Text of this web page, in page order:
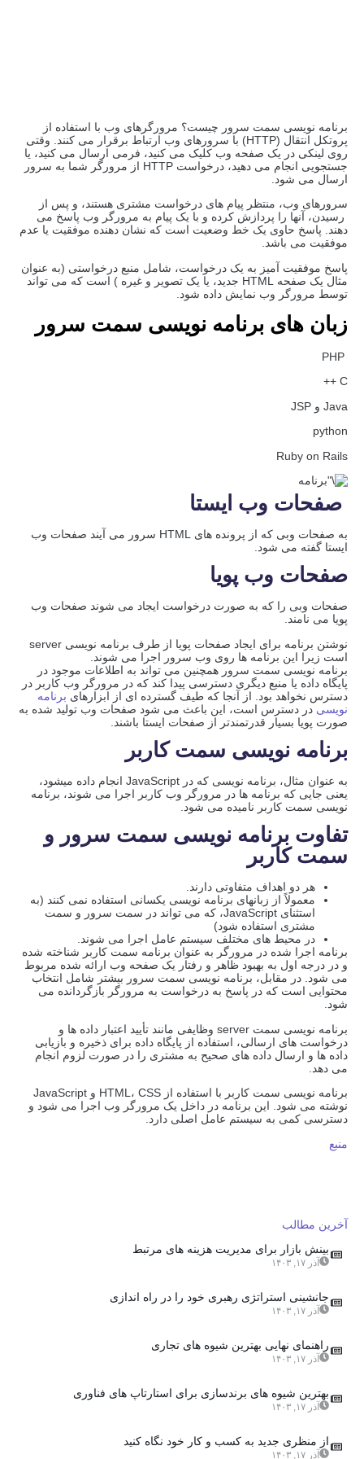
برنامه نویسی سمت سرور چیست؟ مرورگرهای وب با استفاده از
پروتکل انتقال (HTTP) با سرورهای وب ارتباط برقرار می کنند. وقتی
روی لینکی در یک صفحه وب کلیک می کنید، فرمی ارسال می کنید، یا
جستجویی انجام می دهید، درخواست HTTP از مرورگر شما به سرور
ارسال می شود.
سرورهای وب، منتظر پیام های درخواست مشتری هستند، و پس از
رسیدن، آنها را پردازش کرده و با یک پیام به مرورگر وب پاسخ می
دهند. پاسخ حاوی یک خط وضعیت است که نشان دهنده موفقیت یا عدم
موفقیت می باشد.
پاسخ موفقیت آمیز به یک درخواست، شامل منبع درخواستی (به عنوان
مثال یک صفحه HTML جدید، یا یک تصویر و غیره ) است که می تواند
توسط مرورگر وب نمایش داده شود.
زبان های برنامه نویسی سمت سرور
Java و JSP
python
Ruby on Rails
صفحات وب ایستا
به صفحات وبی که از پرونده های HTML سرور می آیند صفحات وب
ایستا گفته می شود.
صفحات وب پویا
صفحات وبی را که به صورت درخواست ایجاد می شوند صفحات وب
پویا می نامند.
نوشتن برنامه برای ایجاد صفحات پویا از طرف برنامه نویسی server
است زیرا این برنامه ها روی وب سرور اجرا می شوند.
برنامه نویسی سمت سرور همچنین می تواند به اطلاعات موجود در
پایگاه داده یا منبع دیگری دسترسی پیدا کند که در مرورگر وب کاربر در
دسترس نخواهد بود. از آنجا که طیف گسترده ای از ابزارهایبرنامه
نویسیدر دسترس است، این باعث می شود صفحات وب تولید شده به
صورت پویا بسیار قدرتمندتر از صفحات ایستا باشند.
برنامه نویسی سمت کاربر
به عنوان مثال، برنامه نویسی که در JavaScript انجام داده میشود،
یعنی جایی که برنامه ها در مرورگر وب کاربر اجرا می شوند، برنامه
نویسی سمت کاربر نامیده می شود.
تفاوت برنامه نویسی سمت سرور و
سمت کاربر
هر دو اهداف متفاوتی دارند.
معمولاً از زبانهای برنامه نویسی یکسانی استفاده نمی کنند (به
استثنای JavaScript، که می تواند در سمت سرور و سمت
مشتری استفاده شود)
در محیط های مختلف سیستم عامل اجرا می شوند.
برنامه اجرا شده در مرورگر به عنوان برنامه سمت کاربر شناخته شده
و در درجه اول به بهبود ظاهر و رفتار یک صفحه وب ارائه شده مربوط
می شود. در مقابل، برنامه نویسی سمت سرور بیشتر شامل انتخاب
محتوایی است که در پاسخ به درخواست به مرورگر بازگردانده می
شود.
برنامه نویسی سمت server وظایفی مانند تأیید اعتبار داده ها و
درخواست های ارسالی، استفاده از پایگاه داده برای ذخیره و بازیابی
داده ها و ارسال داده های صحیح به مشتری را در صورت لزوم انجام
می دهد.
برنامه نویسی سمت کاربر با استفاده از HTML، CSS و JavaScript
نوشته می شود. این برنامه در داخل یک مرورگر وب اجرا می شود و
دسترسی کمی به سیستم عامل اصلی دارد.
منبع
آخرین مطالب
بینش بازار برای مدیریت هزینه های مرتبط
آذر ۱۷, ۱۴۰۳
جانشینی استراتژی رهبری خود را در راه اندازی
آذر ۱۷, ۱۴۰۳
راهنمای نهایی بهترین شیوه های تجاری
آذر ۱۷, ۱۴۰۳
بهترین شیوه های برندسازی برای استارتاپ های فناوری
آذر ۱۷, ۱۴۰۳
از منظری جدید به کسب و کار خود نگاه کنید
آذر ۱۷, ۱۴۰۳